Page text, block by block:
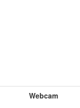
Webcam